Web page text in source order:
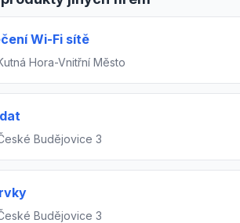
Wi-Fi sítě
Hora-Vnitřní Město
Budějovice 3
Budějovice 3